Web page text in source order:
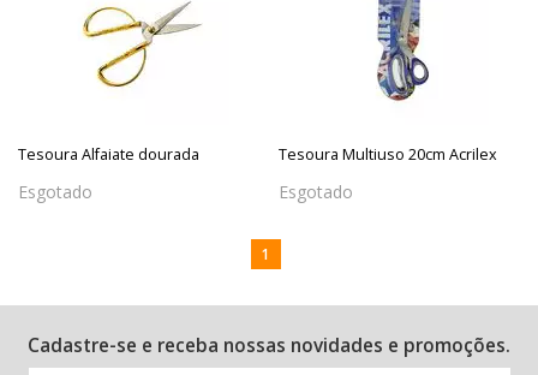
Tesoura Alfaiate dourada
Esgotado
Tesoura Multiuso 20cm Acrilex
Esgotado
1
Cadastre-se e receba nossas novidades e promoções.